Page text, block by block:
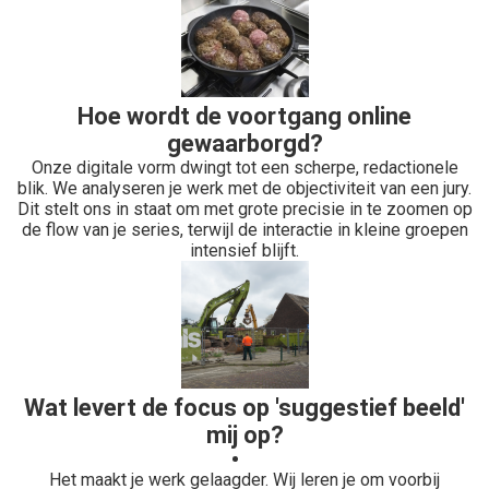
Hoe wordt de voortgang online
gewaarborgd?
Onze digitale vorm dwingt tot een scherpe, redactionele
blik. We analyseren je werk met de objectiviteit van een jury.
Dit stelt ons in staat om met grote precisie in te zoomen op
de flow van je series, terwijl de interactie in kleine groepen
intensief blijft.
Wat levert de focus op 'suggestief beeld'
mij op?
Het maakt je werk gelaagder. Wij leren je om voorbij